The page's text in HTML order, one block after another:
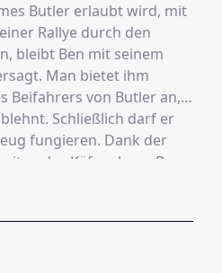
Butler erlaubt wird, mit
Rallye durch den
bleibt Ben mit seinem
Man bietet ihm
Beifahrers von Butler an,
Schließlich darf er
fungieren. Dank der
des Käfers kann Ben
folgen.